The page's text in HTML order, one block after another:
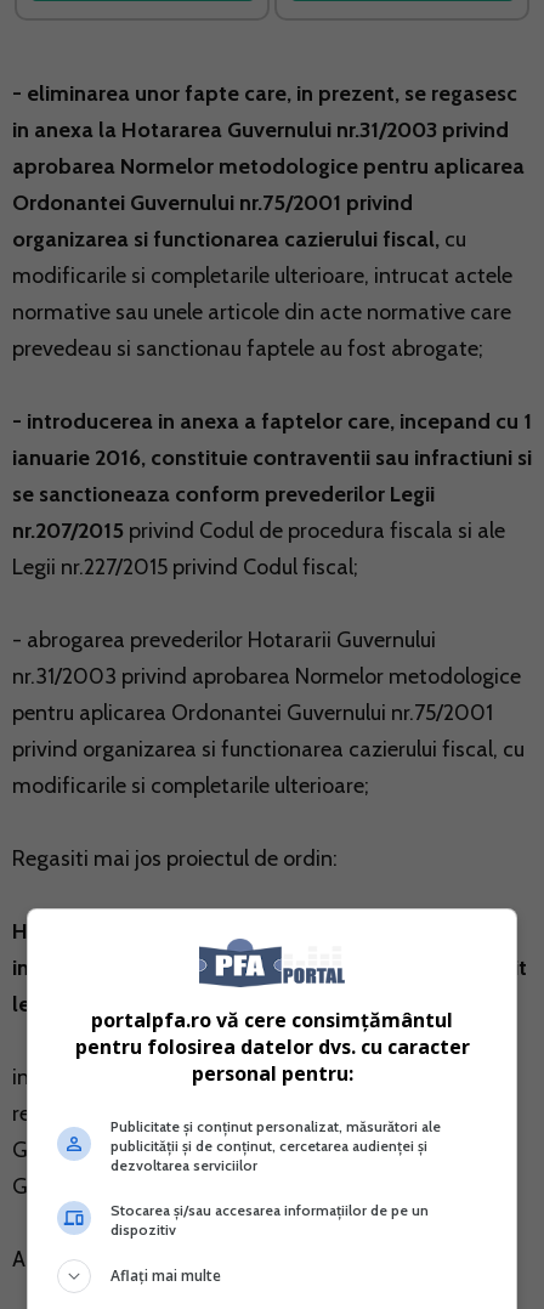
- eliminarea unor fapte care, in prezent, se regasesc
in anexa la Hotararea Guvernului nr.31/2003 privind
aprobarea Normelor metodologice pentru aplicarea
Ordonantei Guvernului nr.75/2001 privind
organizarea si functionarea cazierului fiscal, cu
modificarile si completarile ulterioare, intrucat actele
normative sau unele articole din acte normative care
prevedeau si sanctionau faptele au fost abrogate;
- introducerea in anexa a faptelor care, incepand cu 1
ianuarie 2016, constituie contraventii sau infractiuni si
se sanctioneaza conform prevederilor Legii
nr.207/2015 privind Codul de procedura fiscala si ale
Legii nr.227/2015 privind Codul fiscal;
- abrogarea prevederilor Hotararii Guvernului
nr.31/2003 privind aprobarea Normelor metodologice
pentru aplicarea Ordonantei Guvernului nr.75/2001
privind organizarea si functionarea cazierului fiscal, cu
modificarile si completarile ulterioare;
Regasiti mai jos proiectul de ordin:
Hotarare privind faptele pentru care se inscriu
informatii in cazierul fiscal al contribuabililor, potrivit
legislatiei in vigoare
in temeiul art. 108 din Constitutia Romaniei,
republicata, si al art.4 alin.(3) din Ordonanta
Guvernului nr.39/2015 privind cazierul fiscal,
Guvernul Romaniei adopta prezenta hotarare.
Articol unic
portalpfa.ro vă cere consimțământul
pentru folosirea datelor dvs. cu caracter
personal pentru:
Publicitate și conținut personalizat, măsurători ale
publicității și de conținut, cercetarea audienței și
dezvoltarea serviciilor
Stocarea și/sau accesarea informațiilor de pe un
dispozitiv
Aflați mai multe